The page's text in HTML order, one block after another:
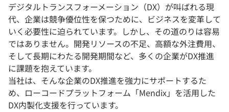
デジタルトランスフォーメーション（DX）が叫ばれる現
代、企業は競争優位性を保つために、ビジネスを変革して
いく必要性に迫られています。しかし、その道のりは容易
ではありません。開発リソースの不足、高額な外注費用、
そして長期にわたる開発期間など、多くの企業がDX推進
に課題を抱えています。
当社は、そんな企業のDX推進を強力にサポートするた
め、ローコードプラットフォーム「Mendix」を活用した
DX内製化支援を行っています。